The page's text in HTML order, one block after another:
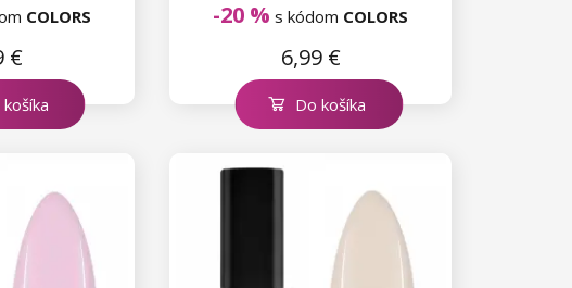
COLORS
€
-20 % s kódom COLORS
6,99 €
Do košíka